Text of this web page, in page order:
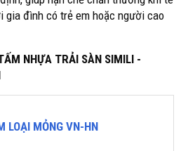
gia đình có trẻ em hoặc người cao
NHỰA TRẢI SÀN SIMILI -
LOẠI MỎNG VN-HN